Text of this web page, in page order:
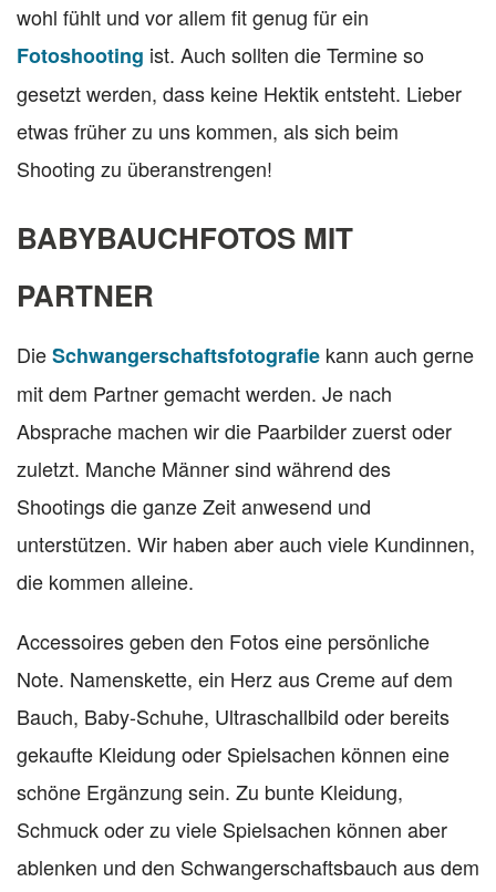
wohl fühlt und vor allem fit genug für ein
Fotoshooting ist. Auch sollten die Termine so
gesetzt werden, dass keine Hektik entsteht. Lieber
etwas früher zu uns kommen, als sich beim
Shooting zu überanstrengen!
BABYBAUCHFOTOS MIT
PARTNER
DieSchwangerschaftsfotografie kann auch gerne
mit dem Partner gemacht werden. Je nach
Absprache machen wir die Paarbilder zuerst oder
zuletzt. Manche Männer sind während des
Shootings die ganze Zeit anwesend und
unterstützen. Wir haben aber auch viele Kundinnen,
die kommen alleine.
Accessoires geben den Fotos eine persönliche
Note. Namenskette, ein Herz aus Creme auf dem
Bauch, Baby-Schuhe, Ultraschallbild oder bereits
gekaufte Kleidung oder Spielsachen können eine
schöne Ergänzung sein. Zu bunte Kleidung,
Schmuck oder zu viele Spielsachen können aber
ablenken und den Schwangerschaftsbauch aus dem